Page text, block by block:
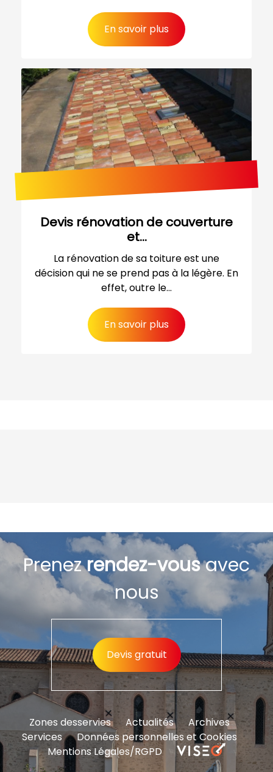
En savoir plus
Devis rénovation de couverture
et...
La rénovation de sa toiture est une
décision qui ne se prend pas à la légère. En
effet, outre le...
En savoir plus
Prenezrendez-vousavec
nous
Devis gratuit
Zones desservies Actualités
Archives
Services
Données personnelles et Cookies
Mentions Légales/RGPD